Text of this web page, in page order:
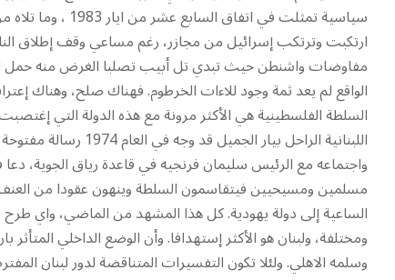
سياسية تمثلت
ارتكبت وترتكب إسرائيل من مجازر، رغم مساعي وقف إطلاق
مفاوضات واشنطن حيث تبدي تل أبيب تصلبا الغرض منه حمل
الواقع لم يعد ثمة وجود للاءات الخرطوم. فهناك صلح، وهناك
السلطة الفلسطينية هي الأكثر مرونة مع هذه الدولة التي
اللبنانية الراحل
واجتماعه مع الرئيس سليمان فرنجيه في قاعدة رياق الجوية،
مسلمين ومسيحيين فيتقاسمون السلطة وينهون عقودا من
الساعية إلى دولة يهودية. كل هذا المشهد من الماضي، واي طرح
ومختلفة، ولبنان هو الأكثر إستهدافا. وأن الوضع الداخلي
وسلمه الاهلي. ولئلا تكون التفسيرات المتناقضة لدور لبنان